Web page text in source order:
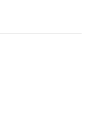
险、精神病监护
（三）传统财产